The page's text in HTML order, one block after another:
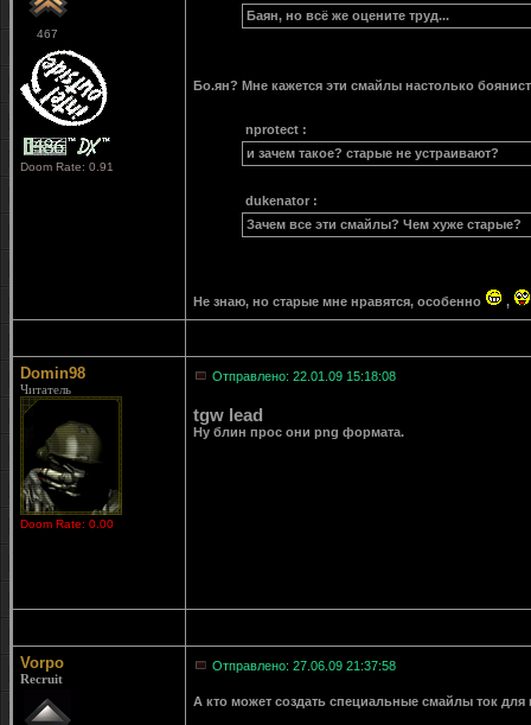
467
Doom Rate: 0.91
Баян, но всё же оцените труд...
Бо.ян? Мне кажется эти смайлы настолько
nprotect :
и зачем такое? старые не устраивают?
dukenator :
Зачем все эти смайлы? Чем хуже старые?
Не знаю, но старые мне нравятся, особенно ,
Domin98
Читатель
Doom Rate: 0.00
Отправлено: 22.01.09 15:18:08
tgw lead
Ну блин прос они png формата.
Vorpo
Recruit
Отправлено: 27.06.09 21:37:58
А кто может создать специальные смайлы ток